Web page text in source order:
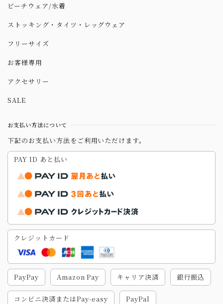
ビーチウェア/水着
ストッキング・タイツ・レッグウェア
フリーサイズ
お客様専用
アクセサリー
SALE
お支払い方法について
下記のお支払い方法をご利用いただけます。
PAY ID あと払い
クレジットカード
PayPay Amazon Pay キャリア決済 銀行振込
コンビニ決済またはPay-easy PayPal